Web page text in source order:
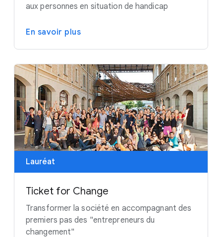
aux personnes en situation de handicap
En savoir plus
Lauréat
Ticket for Change
Transformer la société en accompagnant des
premiers pas des "entrepreneurs du
changement"